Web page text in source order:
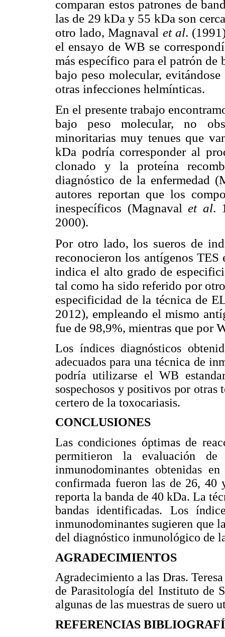
comparan estos patrones de
las de 29 kDa y 55 kDa son
otro lado, Magnaval et al.
el ensayo de WB se
más específico para el patrón de
bajo peso molecular,
otras infecciones helmínticas.
En el presente trabajo
bajo peso molecular, no
minoritarias muy tenues que
kDa podría corresponder al
clonado y la proteína
diagnóstico de la enfermedad
autores reportan que los
inespecíficos (Magnavalet al.
2000).
Por otro lado, los sueros de
reconocieron los antígenos
indica el alto grado de
tal como ha sido referido por
especificidad de la técnica de
2012), empleando el mismo
fue de 98,9%, mientras que por
Los índices diagnósticos
adecuados para una técnica de
podría utilizarse el WB
sospechosos y positivos por
certero de la toxocariasis.
CONCLUSIONES
Las condiciones óptimas de
permitieron la evaluación
inmunodominantes obtenidas
confirmada fueron las de 26, 40
reporta la banda de 40 kDa. La
bandas identificadas. Los
inmunodominantes sugieren que
del diagnóstico inmunológico de
AGRADECIMIENTOS
Agradecimiento a las Dras.
de Parasitología del Instituto de
algunas de las muestras de suero
REFERENCIAS